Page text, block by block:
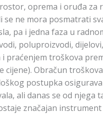
oprema i oruđa za
ne mora posmatrati
pa i jedna faza u
poluproizvodi,
troškova
cijene). Obračun
postupka
ali danas se od
značajan